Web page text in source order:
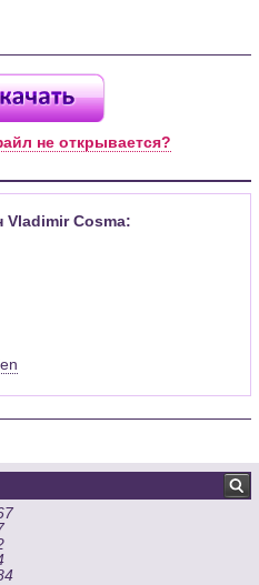
не открывается?
Vladimir Cosma: